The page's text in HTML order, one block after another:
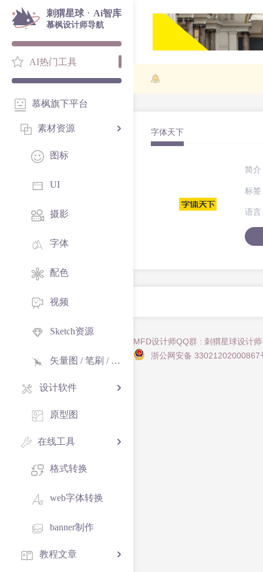
刺猬星球 · Ai智库
慕枫设计师导航
AI热门工具
慕枫旗下平台
素材资源
图标
UI
摄影
字体
配色
视频
Sketch资源
矢量图 / 笔刷 / 纹理
设计软件
原型图
在线工具
格式转换
web字体转换
banner制作
教程文章
字体天下
简介
标签
语言
MFD设计师QQ群 : 刺猬星球设计
浙公网安备 33021202000867